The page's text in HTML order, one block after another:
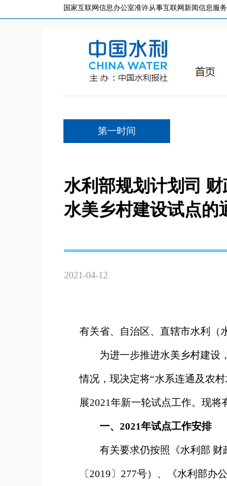
国家互联网信息办公室准许从事互联网新闻信息服
第一时间
水利部规划计划司
水美乡村建设试点的
2021-04-12
有关省、自治区、直辖市水利（
为进一步推进水美乡村建设，
情况，现决定将“水系连通及农
展2021年新一轮试点工作。现将
一、2021年试点工作安排
有关要求仍按照《水利部 财
〔2019〕277号）、《水利部